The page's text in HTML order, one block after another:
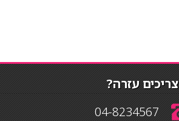
צריכים עזרה?
04-8234567